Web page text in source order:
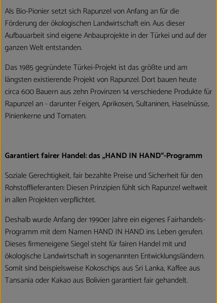
Als Bio-Pionier setzt sich Rapunzel von Anfang an für die
Förderung der ökologischen Landwirtschaft ein. Aus dieser
Aufbauarbeit sind eigene Anbauprojekte in der Türkei und auf der
ganzen Welt entstanden.
Das 1985 gegründete Türkei-Projekt ist das größte und am
längsten existierende Projekt von Rapunzel. Dort bauen heute
circa 600 Bauern aus zehn Provinzen 14 verschiedene Produkte für
Rapunzel an - darunter Feigen, Aprikosen, Sultaninen, Haselnüsse,
Pinienkerne und Tomaten.
Garantiert fairer Handel: das „HAND IN HAND“-Programm
Soziale Gerechtigkeit, fair bezahlte Preise und Sicherheit für den
Rohstofflieferanten: Diesen Prinzipien fühlt sich Rapunzel weltweit
in allen Projekten verpflichtet.
Deshalb wurde Anfang der 1990er Jahre ein eigenes Fairhandels-
Programm mit dem Namen HAND IN HAND ins Leben gerufen.
Dieses firmeneigene Siegel steht für fairen Handel mit und
ökologische Landwirtschaft in sogenannten Entwicklungsländern.
Somit sind beispielsweise Kokoschips aus Sri Lanka, Kaffee aus
Tansania oder Kakao aus Bolivien garantiert fair gehandelt.